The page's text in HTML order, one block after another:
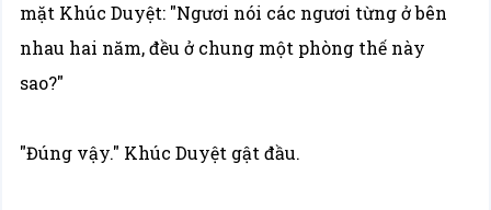
mặt Khúc Duyệt: "Ngươi nói các ngươi từng ở bên
nhau hai năm, đều ở chung một phòng thế này
sao?"
"Đúng vậy." Khúc Duyệt gật đầu.